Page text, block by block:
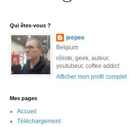
Qui êtes-vous ?
jeepee
Belgium
rôliste, geek, auteur,
youtubeur, coffee addict
Afficher mon profil complet
Mes pages
Accueil
Téléchargement